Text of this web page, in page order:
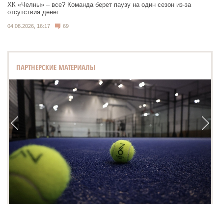
ХК «Челны» – все? Команда берет паузу на один сезон из-за
отсутствия денег.
04.08.2026, 16:17 69
ПАРТНЕРСКИЕ МАТЕРИАЛЫ